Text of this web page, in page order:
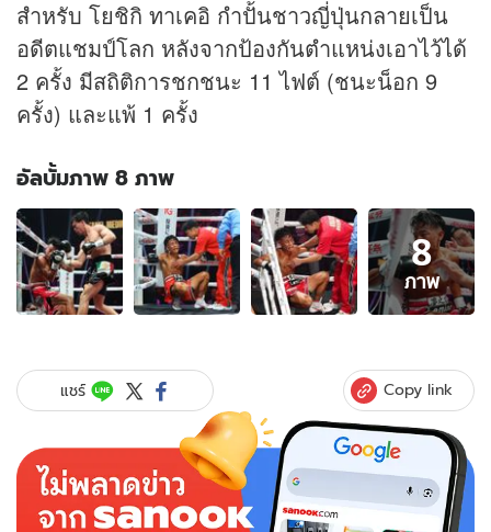
สำหรับ โยชิกิ ทาเคอิ กำปั้นชาวญี่ปุ่นกลายเป็น
อดีตแชมป์โลก หลังจากป้องกันตำแหน่งเอาไว้ได้
2 ครั้ง มีสถิติการชกชนะ 11 ไฟต์ (ชนะน็อก 9
ครั้ง) และแพ้ 1 ครั้ง
อัลบั้มภาพ 8 ภาพ
อัลบั้ม
ภาพ
8
ภาพ
ของ
ไม่
อยู่!
เคอิ"
กำปั้น
ญี่ปุ่น
ทรุด
8
ภาพ
แชร์ Copy link